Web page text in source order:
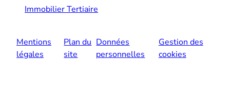
Immobilier Tertiaire
Mentions
légales
Plan du
site
Données
personnelles
Gestion des
cookies